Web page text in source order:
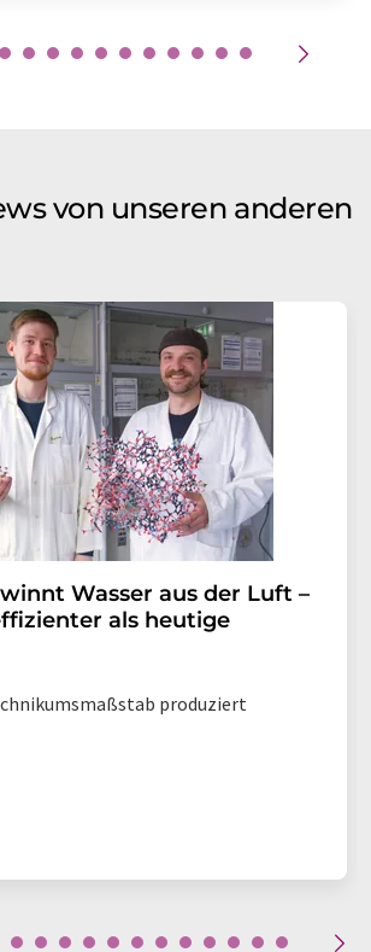
von unseren anderen
Wasser aus der Luft –
als heutige
produziert